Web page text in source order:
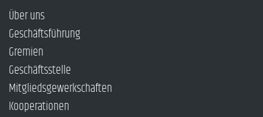
Über uns
Geschäftsführung
Gremien
Geschäftsstelle
Mitgliedsgewerkschaften
Kooperationen